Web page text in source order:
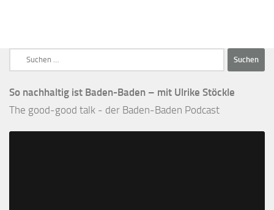
Suchen
nach:
So nachhaltig ist Baden-Baden – mit Ulrike Stöckle
The good-good talk - der Baden-Baden Podcast